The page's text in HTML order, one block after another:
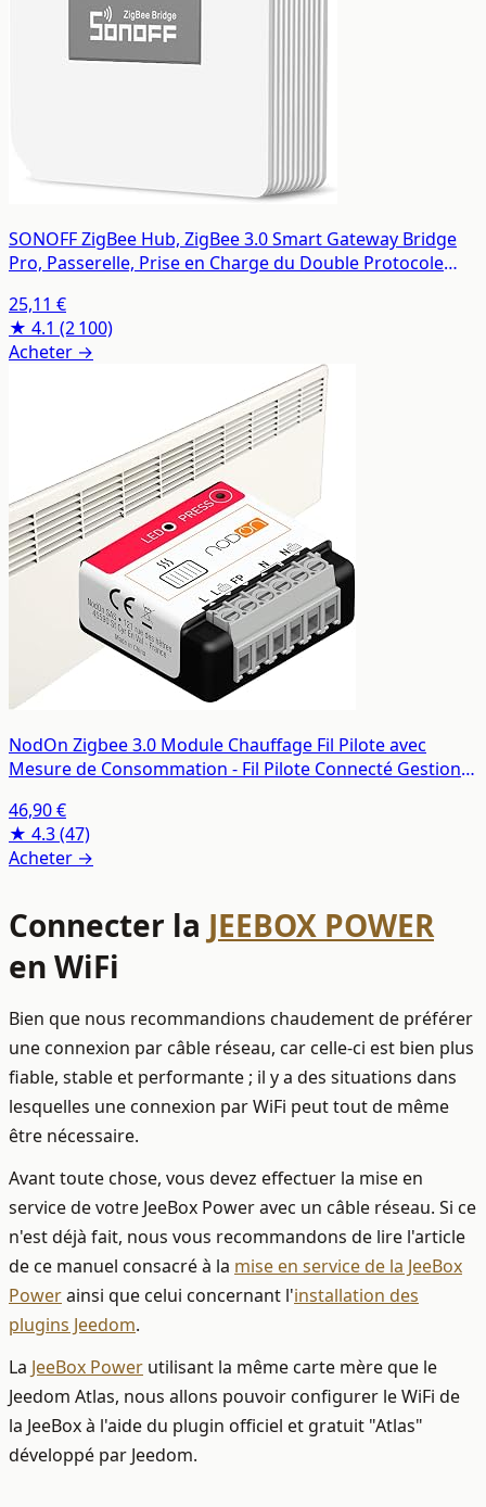
SONOFF ZigBee Hub, ZigBee 3.0 Smart Gateway Bridge
Pro, Passerelle, Prise en Charge du Double Protocole
25,11 €
★ 4.1 (2 100)
Acheter →
NodOn Zigbee 3.0 Module Chauffage Fil Pilote avec
Mesure de Consommation - Fil Pilote Connecté Gestion
Zigbee Home Assistant, Jeedom, Zigbee2MQTT
46,90 €
★ 4.3(47)
Acheter →
Connecter la JEEBOX POWER
en WiFi
Bien que nous recommandions chaudement de préférer
une connexion par câble réseau, car celle-ci est bien plus
fiable, stable et performante ; il y a des situations dans
lesquelles une connexion par WiFi peut tout de même
être nécessaire.
Avant toute chose, vous devez effectuer la mise en
service de votre JeeBox Power avec un câble réseau. Si ce
n'est déjà fait, nous vous recommandons de lire l'article
de ce manuel consacré à la mise en service de la JeeBox
Powerainsi que celui concernant l'installation des
plugins Jeedom.
La JeeBox Power utilisant la même carte mère que le
Jeedom Atlas, nous allons pouvoir configurer le WiFi de
la JeeBox à l'aide du plugin officiel et gratuit "Atlas"
développé par Jeedom.